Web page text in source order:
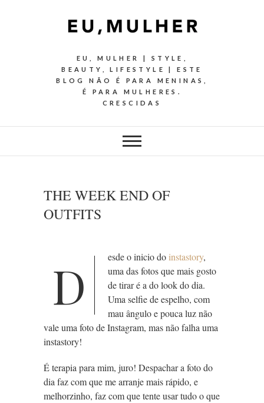
EU, MULHER | STYLE,
BEAUTY, LIFESTYLE | ESTE
BLOG NÃO É PARA MENINAS,
É PARA MULHERES.
CRESCIDAS
THE WEEK END OF
OUTFITS
D esde o inicio doinstastory,
uma das fotos que mais gosto
de tirar é a do look do dia.
Uma selfie de espelho, com
mau ângulo e pouca luz não
vale uma foto de Instagram, mas não falha uma
instastory!
É terapia para mim, juro! Despachar a foto do
dia faz com que me arranje mais rápido, e
melhorzinho, faz com que tente usar tudo o que